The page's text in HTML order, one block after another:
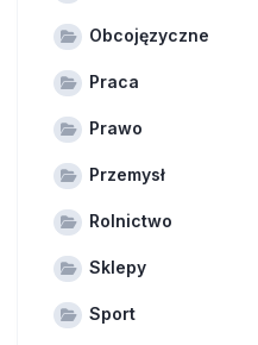
Obcojęzyczne
Praca
Prawo
Przemysł
Rolnictwo
Sklepy
Sport